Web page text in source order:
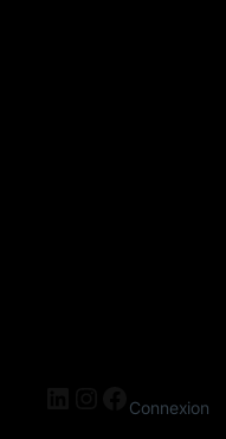
LinkedIn
Instagram
Connexion